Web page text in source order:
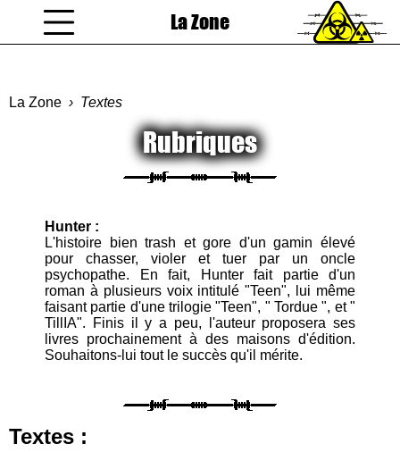
La Zone
La Zone Textes
Rubriques
Hunter :
L'histoire bien trash et gore d'un gamin élevé
pour chasser, violer et tuer par un oncle
psychopathe. En fait, Hunter fait partie d'un
roman à plusieurs voix intitulé "Teen", lui même
faisant partie d'une trilogie "Teen", " Tordue ", et "
TillIA". Finis il y a peu, l'auteur proposera ses
livres prochainement à des maisons d'édition.
Souhaitons-lui tout le succès qu'il mérite.
Textes :